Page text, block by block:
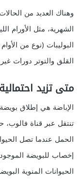
وهناك العديد من
الشهرية، مثل الأورام
البوليبات (نوع من
القلق والتوتر دورات
متى تزيد
الإباضة هي إطلاق
الحمل عندما تصل
إخصاب للبويضة
الحيوانات المنوية